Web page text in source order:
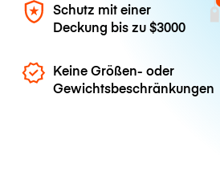
Schutz mit einer
Deckung bis zu$3000
Keine Größen- oder
Gewichtsbeschränkungen